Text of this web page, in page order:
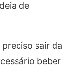
de
sair da
beber